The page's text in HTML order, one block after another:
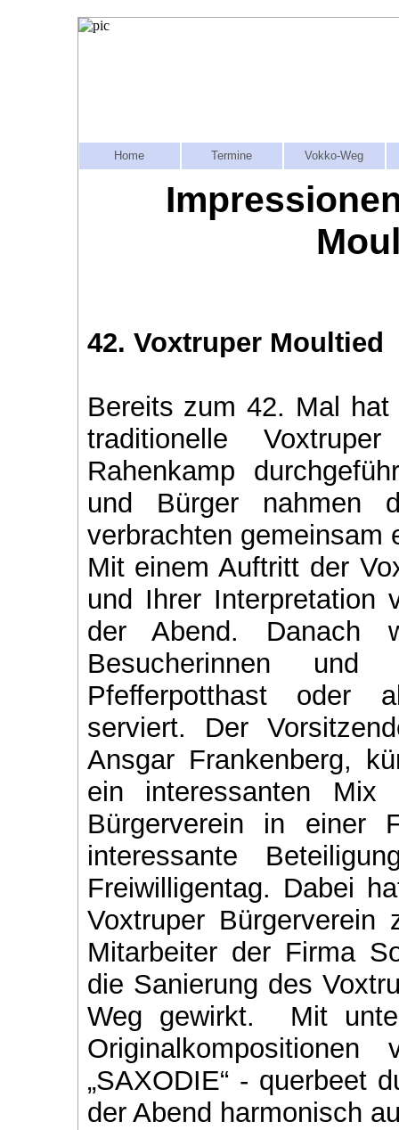
Home Termine Vokko-Weg
42. Voxtruper Moultied
Bereits zum 42. Mal
traditionelle
Rahenkamp
und Bürger nahmen
verbrachten gemeinsam
Mit einem Auftritt der
und Ihrer Interpretation
der Abend. Danach
Besucherinnen und
Pfefferpotthast oder
serviert. Der
Ansgar Frankenberg,
ein interessanten Mix
Bürgerverein in einer
interessante
Freiwilligentag. Dabei
Voxtruper Bürgerverein
Mitarbeiter der Firma
die Sanierung des
Weg gewirkt. Mit
„SAXODIE“ - querbeet
der Abend harmonisch